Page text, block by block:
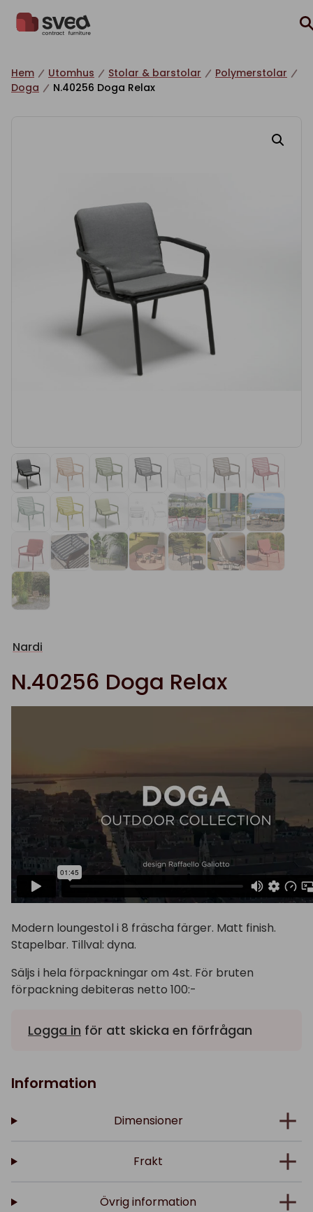
Hem Utomhus Stolar & barstolar
Polymerstolar
Doga
N.40256 Doga Relax
Nardi
N.40256 Doga Relax
Modern loungestol i 8 fräscha färger. Matt finish.
Stapelbar. Tillval: dyna.
Säljs i hela förpackningar om 4st. För bruten
förpackning debiteras netto 100:-
Logga in för att skicka en förfrågan
Information
Dimensioner
Frakt
Övrig information